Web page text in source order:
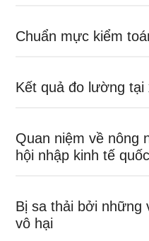
Chuẩn mực kiểm
Kết quả đo lường tại
Quan niệm về nông
hội nhập kinh tế
Bị sa thải bởi
vô hại